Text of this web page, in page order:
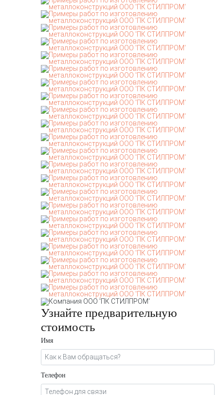
Узнайте предварительную
стоимость
Имя
Телефон